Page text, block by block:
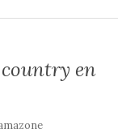
country en